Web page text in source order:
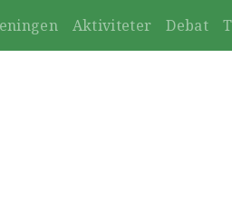
Aktiviteter Debat